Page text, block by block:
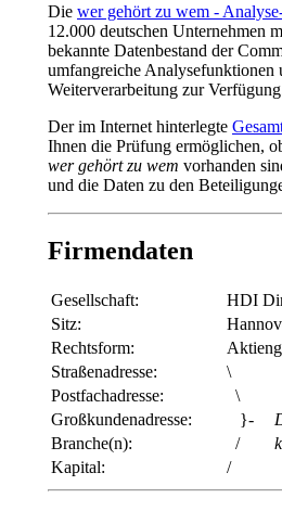
Die wer gehört zu wem -
12.000 deutschen Unternehmen
bekannte Datenbestand der
umfangreiche Analysefunktionen
Weiterverarbeitung zur
Der im Internet hinterlegte
Ihnen die Prüfung ermöglichen,
wer gehört zu wem vorhanden
und die Daten zu den
Firmendaten
Gesellschaft:
HDI
Sitz:
Rechtsform:
Straßenadresse:
\
Postfachadresse:
\
Großkundenadresse:
}-
Branche(n):
/
Kapital:
/